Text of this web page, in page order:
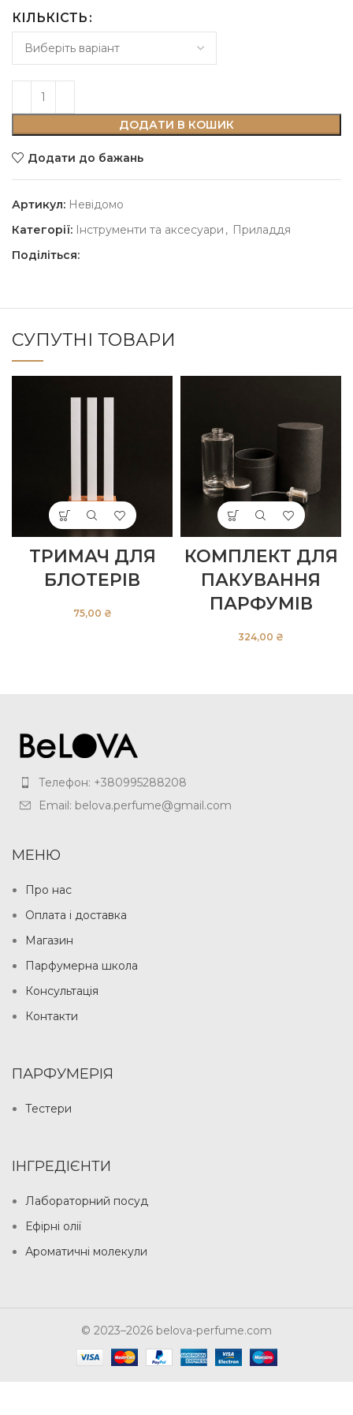
КІЛЬКІСТЬ
ДОДАТИ В КОШИК
Додати до бажань
Артикул: Невідомо
Категорії: Інструменти та аксесуари , Приладдя
Поділіться:
СУПУТНІ ТОВАРИ
ТРИМАЧ ДЛЯ
БЛОТЕРІВ
₴
КОМПЛЕКТ ДЛЯ
ПАКУВАННЯ
ПАРФУМІВ
₴
Телефон: +380995288208
Email: belova.perfume@gmail.com
МЕНЮ
Про нас
Оплата і доставка
Магазин
Парфумерна школа
Консультація
Контакти
ПАРФУМЕРІЯ
Тестери
ІНГРЕДІЄНТИ
Лабораторний посуд
Ефірні олії
Ароматичні молекули
© 2023–2026 belova-perfume.com